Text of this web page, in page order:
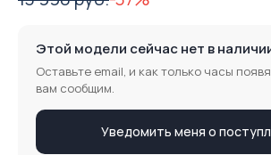
Этой модели сейчас нет в
Оставьте email, и как только часы
вам сообщим.
Уведомить меня о